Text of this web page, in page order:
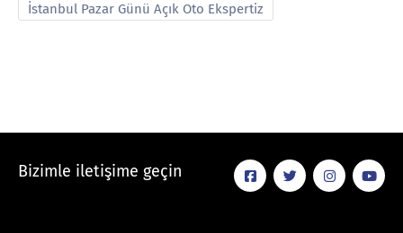
İstanbul Pazar Günü Açık Oto Ekspertiz
Bizimle iletişime geçin